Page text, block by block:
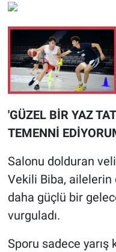
'GÜZEL BİR YAZ
TEMENNİ
Salonu dolduran
Vekili Biba, ailelerin
daha güçlü bir
vurguladı.
Sporu sadece yarış